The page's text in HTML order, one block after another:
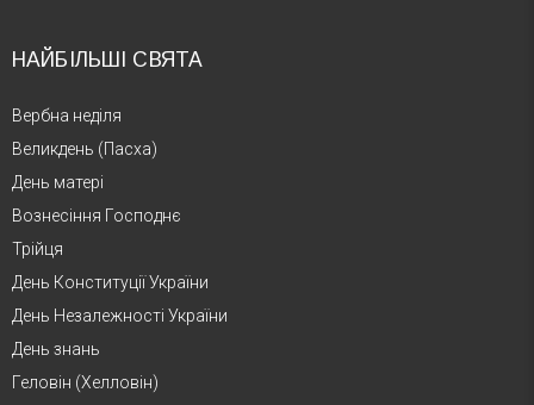
НАЙБІЛЬШІ СВЯТА
Вербна неділя
Великдень (Пасха)
День матері
Вознесіння Господнє
Трійця
День Конституції України
День Незалежності України
День знань
Геловін (Хелловін)